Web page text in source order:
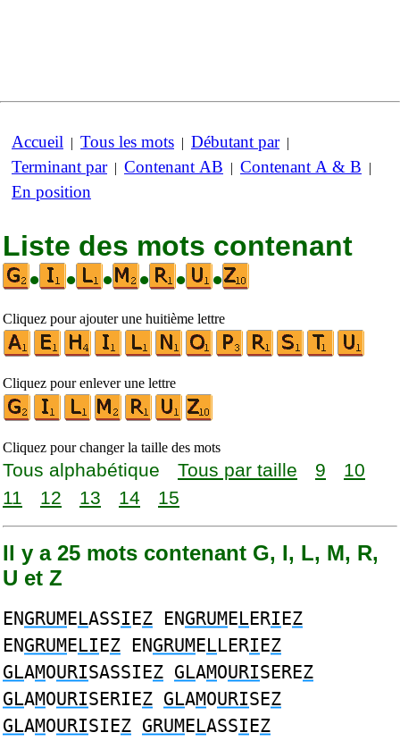
Accueil | Tous les mots | Débutant par|
Terminant par| Contenant AB | Contenant A & B |
En position
Liste des mots contenant
•
• • • • •
Cliquez pour ajouter une huitième lettre
Cliquez pour enlever une lettre
Cliquez pour changer la taille des mots
Tous alphabétique Tous par taille 9
10
11
12 13 14 15
Il y a 25 mots contenant G, I, L, M, R,
U et Z
ENGRUMELASSIEZ ENGRUMELERIEZ
ENGRUMELIEZ ENGRUMELLERIEZ
GLAMOURISASSIEZ GLAMOURISEREZ
GLAMOURISERIEZ GLAMOURISEZ
GLAMOURISIEZ GRUMELASSIEZ